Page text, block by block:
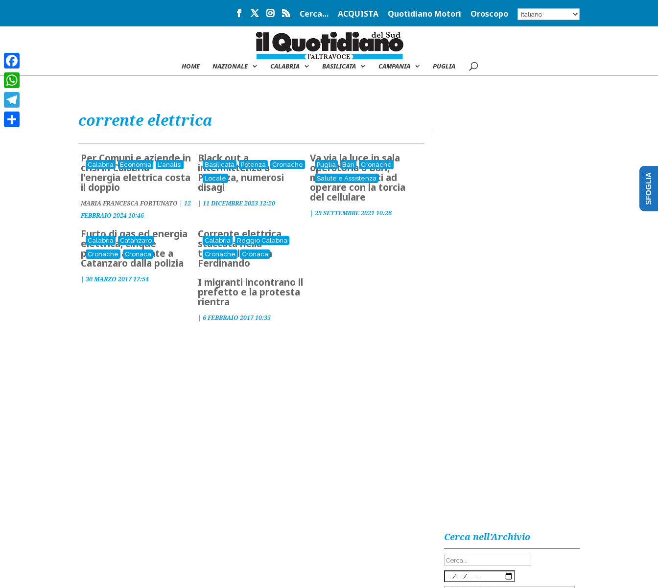
Cerca… ACQUISTA Quotidiano Motori Oroscopo
HOME NAZIONALE CALABRIA BASILICATA CAMPANIA PUGLIA
corrente elettrica
Calabria Economia L'analisi
Per Comuni e aziende in
crisi in Calabria
l'energia elettrica costa
il doppio
MARIA FRANCESCA FORTUNATO | 12
FEBBRAIO 2024 10:46
Basilicata Potenza
Cronache
Locale
Black out a
intermittenza a
Potenza, numerosi
disagi
|11 DICEMBRE 2023 12:20
Puglia Bari
Cronache
Salute e Assistenza
Va via la luce in sala
operatoria a Bari,
medici costretti ad
operare con la torcia
del cellulare
|29 SETTEMBRE 2021 10:26
Calabria
Catanzaro
Cronache
Cronaca
Furto di gas ed energia
elettrica, cinque
persone arrestate a
Catanzaro dalla polizia
| 30 MARZO 2017 17:54
Calabria
Reggio Calabria
Cronache
Cronaca
Corrente elettrica
staccata nella
tendopoli di San
Ferdinando
I migranti incontrano il
prefetto e la protesta
rientra
|6 FEBBRAIO 2017 10:35
Cerca nell’Archivio
Facebook
WhatsApp
Telegram
SFOGLIA